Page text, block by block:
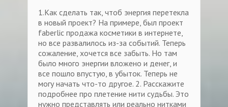
1.Как сделать так, чтоб энергия перетекла
в новый проект? На примере, был проект
faberlic продажа косметики в интернете,
но все развалилось из-за событий. Теперь
сожаление, хочется все забыть. Но там
было много энергии вложено и денег, и
все пошло впустую, в убыток. Теперь не
могу начать что-то другое. 2. Расскажите
подробнее про плетение нити судьбы. Это
нужно представлять или реально нитками